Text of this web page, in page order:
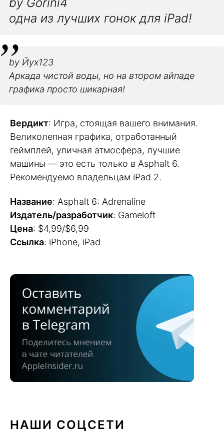
одна из лучших гонок для iPad!
by Йух123
Аркада чистой воды, но на втором айпаде
графика просто шикарная!
Вердикт: Игра, стоящая вашего внимания.
Великолепная графика, отработанный
геймплей, уличная атмосфера, лучшие
машины — это есть только в Asphalt 6.
Рекомендуемо владельцам iPad 2.
Название: Asphalt 6: Adrenaline
Издатель/разработчик: Gameloft
Цена: $4,99/$6,99
Ссылка: iPhone, iPad
НАШИ СОЦСЕТИ